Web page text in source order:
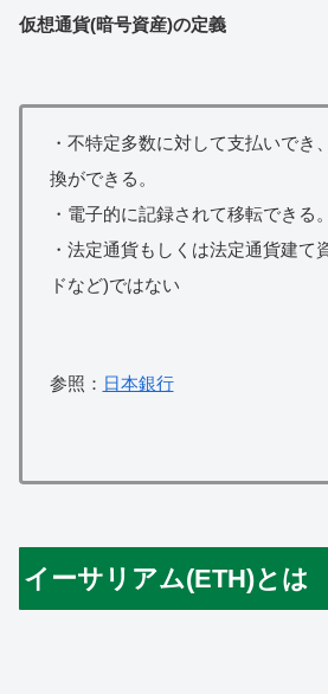
仮想通貨(暗号資産)の定義
・不特定多数に対して支払いでき
換ができる。
・電子的に記録されて移転できる。
・法定通貨もしくは法定通貨建て
ドなど)ではない
参照： 日本銀行
イーサリアム(ETH)とは